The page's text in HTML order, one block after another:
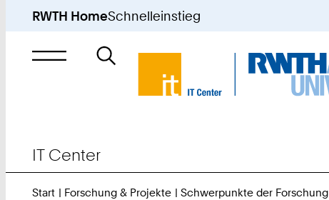
RWTH HomeSchnelleinstieg
Suche
nach
IT Center
Start Forschung & Projekte Schwerpunkte der Forschung